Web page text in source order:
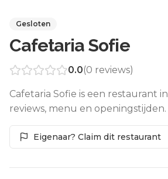
Gesloten
Cafetaria Sofie
0.0(0 reviews)
Cafetaria Sofie is een restaurant
reviews, menu en openingstijden.
Eigenaar? Claim dit restaurant